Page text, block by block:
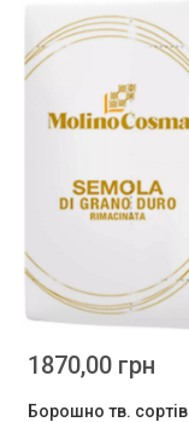
Борошно тв. сортів
1870,00 грн